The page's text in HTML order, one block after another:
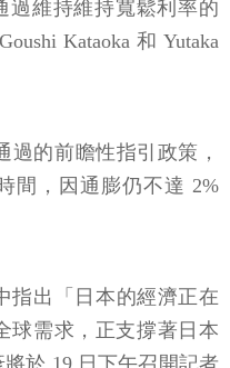
過維持維持寬鬆利率的
Kataoka 和 Yutaka
過的前瞻性指引政策，
間，因通膨仍不達 2%
指出「日本的經濟正在
球需求，正支撐著日本
於 19 日下午召開記者